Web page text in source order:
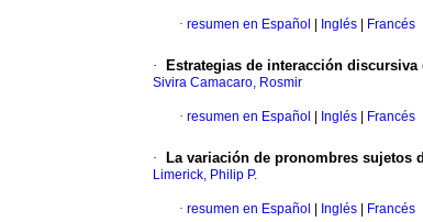
· resumen en Español Inglés Francés
· Estrategias de interacción
Sivira Camacaro, Rosmir
· resumen en Español Inglés Francés
· La variación de pronombres sujetos
Limerick, Philip P.
· resumen en Español Inglés Francés